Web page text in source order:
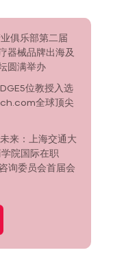
俱乐部第二届
器械品牌出海及
圆满举办
位教授入选
全球顶尖
来：上海交通大
院国际在职
询委员会首届会